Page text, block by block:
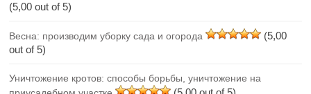
(5,00 out of 5)
Весна: производим уборку сада и огорода
(5,00
out of 5)
Уничтожение кротов: способы борьбы, уничтожение на